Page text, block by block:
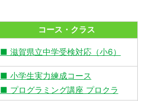
コース・クラス
■ 滋賀県立中学受検対応（小6）
■ 小学生実力練成コース
■ プログラミング講座 プロクラ